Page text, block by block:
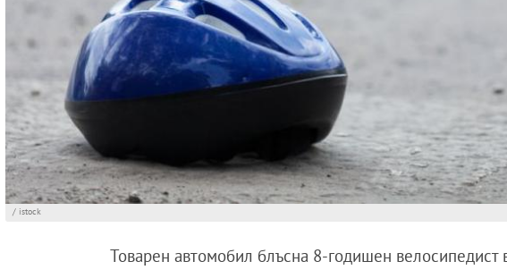
/ istock
Товарен автомобил блъсна 8-годишен